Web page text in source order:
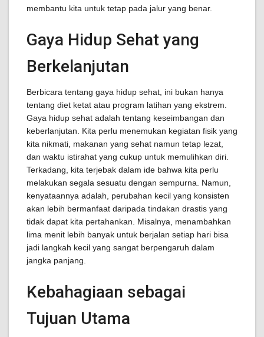
membantu kita untuk tetap pada jalur yang benar.
Gaya Hidup Sehat yang
Berkelanjutan
Berbicara tentang gaya hidup sehat, ini bukan hanya
tentang diet ketat atau program latihan yang ekstrem.
Gaya hidup sehat adalah tentang keseimbangan dan
keberlanjutan. Kita perlu menemukan kegiatan fisik yang
kita nikmati, makanan yang sehat namun tetap lezat,
dan waktu istirahat yang cukup untuk memulihkan diri.
Terkadang, kita terjebak dalam ide bahwa kita perlu
melakukan segala sesuatu dengan sempurna. Namun,
kenyataannya adalah, perubahan kecil yang konsisten
akan lebih bermanfaat daripada tindakan drastis yang
tidak dapat kita pertahankan. Misalnya, menambahkan
lima menit lebih banyak untuk berjalan setiap hari bisa
jadi langkah kecil yang sangat berpengaruh dalam
jangka panjang.
Kebahagiaan sebagai
Tujuan Utama